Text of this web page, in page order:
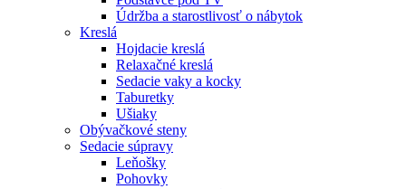
Údržba a starostlivosť o nábytok
Kreslá
Hojdacie kreslá
Relaxačné kreslá
Sedacie vaky a kocky
Taburetky
Ušiaky
Obývačkové steny
Sedacie súpravy
Leňošky
Pohovky